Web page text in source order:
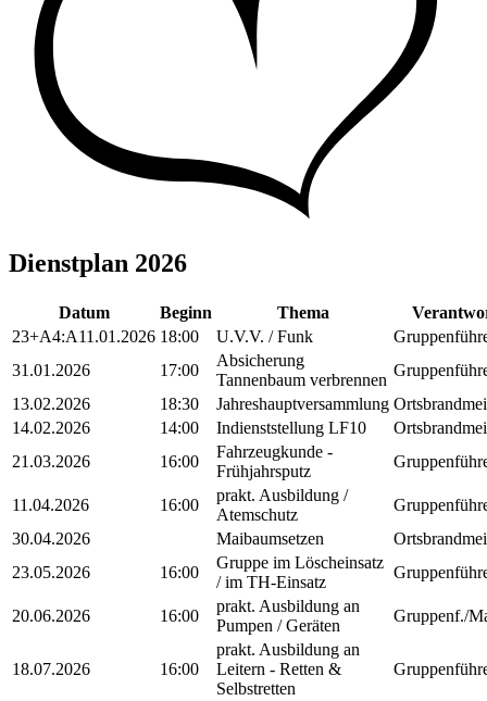
Dienstplan 2026
Datum Beginn Thema
23+A4:A11.01.2026 18:00 U.V.V. / Funk
31.01.2026
17:00
Absicherung
Tannenbaum verbrennen
13.02.2026
18:30 Jahreshauptversammlung
14.02.2026
14:00 Indienststellung LF10
21.03.2026
16:00
Fahrzeugkunde -
Frühjahrsputz
11.04.2026 16:00
prakt. Ausbildung /
Atemschutz
30.04.2026
Maibaumsetzen
23.05.2026
16:00
Gruppe im Löscheinsatz
/ im TH-Einsatz
20.06.2026 16:00
prakt. Ausbildung an
Pumpen / Geräten
Gruppenf./
18.07.2026 16:00
prakt. Ausbildung an
Leitern - Retten &
Selbstretten